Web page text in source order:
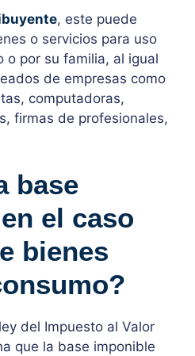
, este puede
o servicios para uso
o por su familia, al igual
de empresas como
computadoras,
firmas de profesionales,
base
el caso
bienes
del Impuesto al Valor
que la base imponible